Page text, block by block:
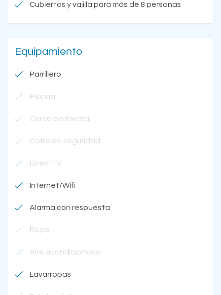
Cubiertos y vajilla para más de 8 personas
Equipamiento
Parrillero
Piscina
Cerco perimetral
Cofre de seguridad
DirectTV
Internet/Wifi
Alarma con respuesta
Rejas
Aire acondicionado
Lavarropas